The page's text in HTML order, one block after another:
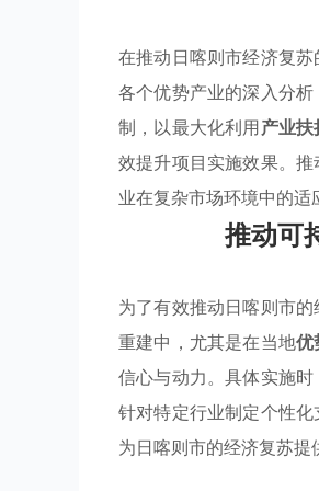
在推动日喀则市经济复
各个优势产业的深入分
制，以最大化利用产业
效提升项目实施效果。
业在复杂市场环境中的适
推动可
为了有效推动日喀则市
重建中，尤其是在当地优
信心与动力。具体实施
针对特定行业制定个性
为日喀则市的经济复苏提